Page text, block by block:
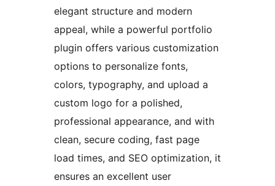
elegant structure and modern
appeal, while a powerful portfolio
plugin offers various customization
options to personalize fonts,
colors, typography, and upload a
custom logo for a polished,
professional appearance, and with
clean, secure coding, fast page
load times, and SEO optimization, it
ensures an excellent user